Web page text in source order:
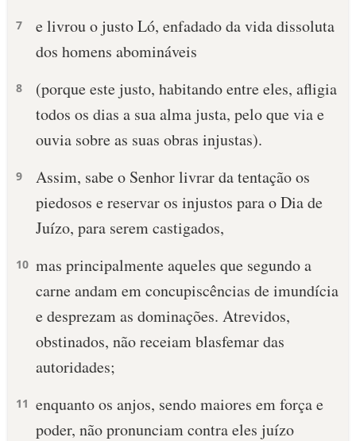
7
e livrou o justo Ló, enfadado da vida dissoluta
dos homens abomináveis
8
(porque este justo, habitando entre eles, afligia
todos os dias a sua alma justa, pelo que via e
ouvia sobre as suas obras injustas).
9
Assim, sabe o Senhor livrar da tentação os
piedosos e reservar os injustos para o Dia de
Juízo, para serem castigados,
10 mas principalmente aqueles que segundo a
carne andam em concupiscências de imundícia
e desprezam as dominações. Atrevidos,
obstinados, não receiam blasfemar das
autoridades;
11 enquanto os anjos, sendo maiores em força e
poder, não pronunciam contra eles juízo